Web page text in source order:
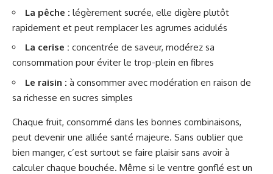
La pêche : légèrement sucrée, elle digère plutôt
rapidement et peut remplacer les agrumes acidulés
La cerise : concentrée de saveur, modérez sa
consommation pour éviter le trop-plein en fibres
Le raisin : à consommer avec modération en raison de
sa richesse en sucres simples
Chaque fruit, consommé dans les bonnes combinaisons,
peut devenir une alliée santé majeure. Sans oublier que
bien manger, c’est surtout se faire plaisir sans avoir à
calculer chaque bouchée. Même si le ventre gonflé est un